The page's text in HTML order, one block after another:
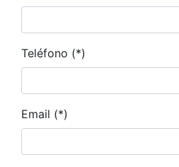
Teléfono (*)
Email (*)